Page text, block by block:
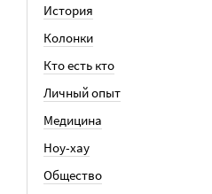
История
Колонки
Кто есть кто
Личный опыт
Медицина
Ноу-хау
Общество